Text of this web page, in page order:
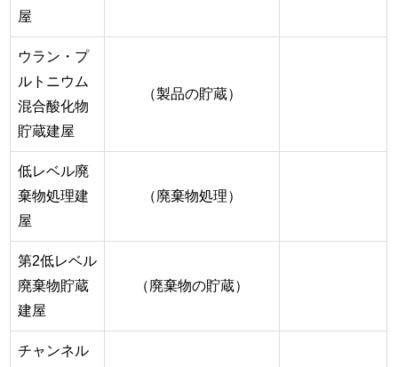
屋
ウラン・プ
ルトニウム
混合酸化物
貯蔵建屋
（製品の貯蔵）
低レベル廃
棄物処理建
屋
（廃棄物処理）
第2低レベル
廃棄物貯蔵
建屋
（廃棄物の貯蔵）
チャンネル